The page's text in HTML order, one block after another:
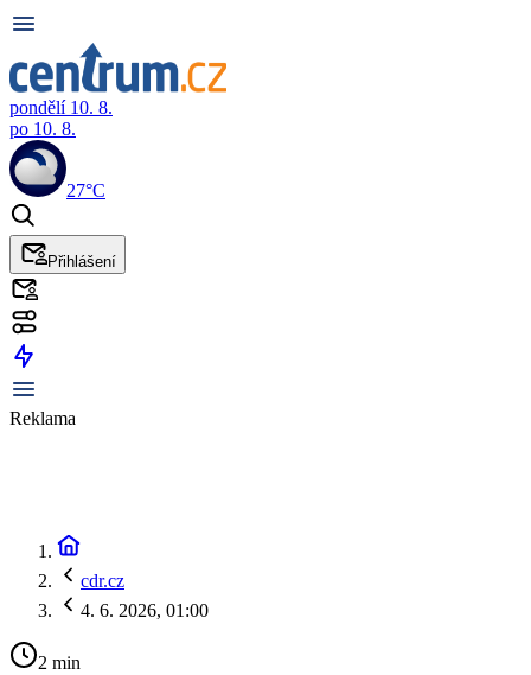
pondělí 10. 8.
po 10. 8.
27°C
Přihlášení
Reklama
cdr.cz
4. 6. 2026, 01:00
2 min